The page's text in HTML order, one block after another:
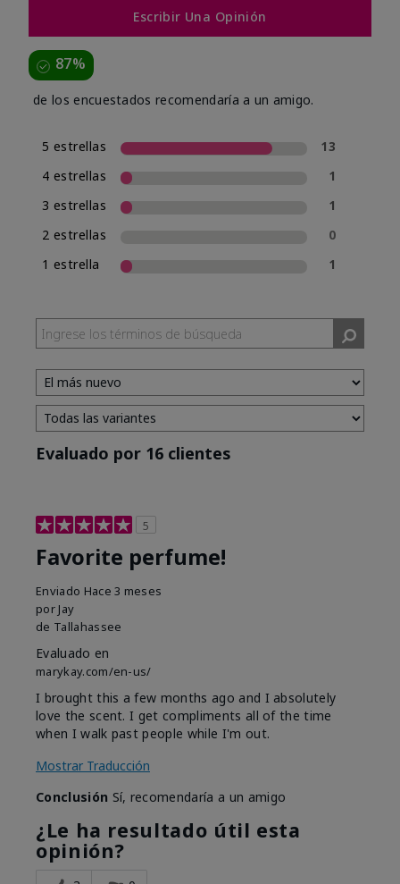
Escribir Una Opinión
87%
de los encuestados recomendaría a un amigo.
5 estrellas
13
4 estrellas
1
3 estrellas
1
2 estrellas
0
1 estrella
1
Evaluado por 16 clientes
5
Favorite perfume!
Enviado Hace 3 meses
por Jay
de Tallahassee
Evaluado en
marykay.com/en-us/
I brought this a few months ago and I absolutely
love the scent. I get compliments all of the time
when I walk past people while I'm out.
Mostrar Traducción
Conclusión Sí, recomendaría a un amigo
¿Le ha resultado útil esta
opinión?